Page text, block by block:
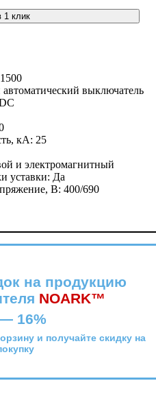
1 клик
выключатель
кА: 25
и электромагнитный
уставки: Да
В: 400/690
на продукцию
NOARK™
16%
и получайте скидку на